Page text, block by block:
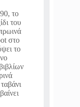
το
του
στο
το